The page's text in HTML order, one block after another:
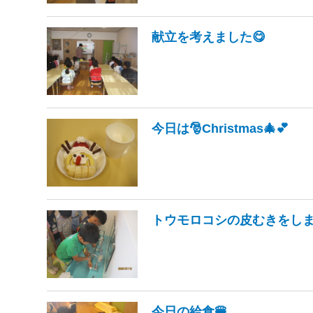
献立を考えました😋
今日は🎅Christmas🎄💕
トウモロコシの皮むきをし